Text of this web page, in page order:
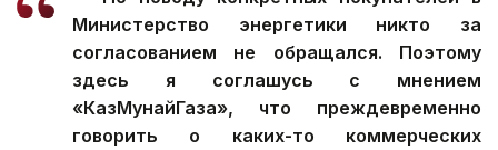
Министерство энергетики никто за
согласованием не обращался. Поэтому
здесь я соглашусь с мнением
«КазМунайГаза», что преждевременно
говорить о каких-то коммерческих